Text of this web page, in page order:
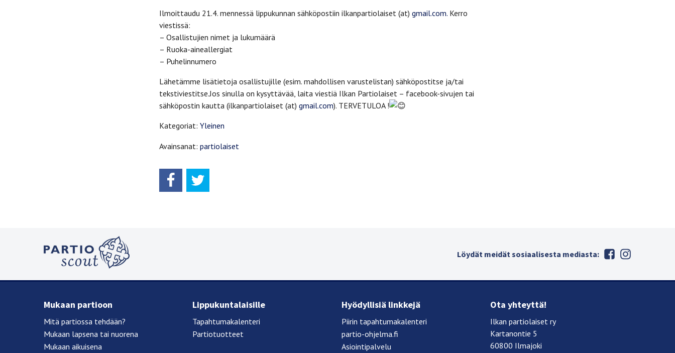
Ilmoittaudu 21.4. mennessä lippukunnan sähköpostiin ilkanpartiolaiset (at) gmail.com. Kerro
viestissä:
– Osallistujien nimet ja lukumäärä
– Ruoka-aineallergiat
– Puhelinnumero
Lähetämme lisätietoja osallistujille (esim. mahdollisen varustelistan) sähköpostitse ja/tai
tekstiviestitse.Jos sinulla on kysyttävää, laita viestiä Ilkan Partiolaiset – facebook-sivujen tai
sähköpostin kautta (ilkanpartiolaiset (at) gmail.com). TERVETULOA !
Kategoriat: Yleinen
Avainsanat: partiolaiset
Löydät meidät sosiaalisesta mediasta:
Mukaan partioon
Mitä partiossa tehdään?
Mukaan lapsena tai nuorena
Mukaan aikuisena
Lippukuntalaisille
Tapahtumakalenteri
Partiotuotteet
Hyödyllisiä linkkejä
Piirin tapahtumakalenteri
partio-ohjelma.fi
Asiointipalvelu
Ota yhteyttä!
Ilkan partiolaiset ry
Kartanontie 5
60800 Ilmajoki